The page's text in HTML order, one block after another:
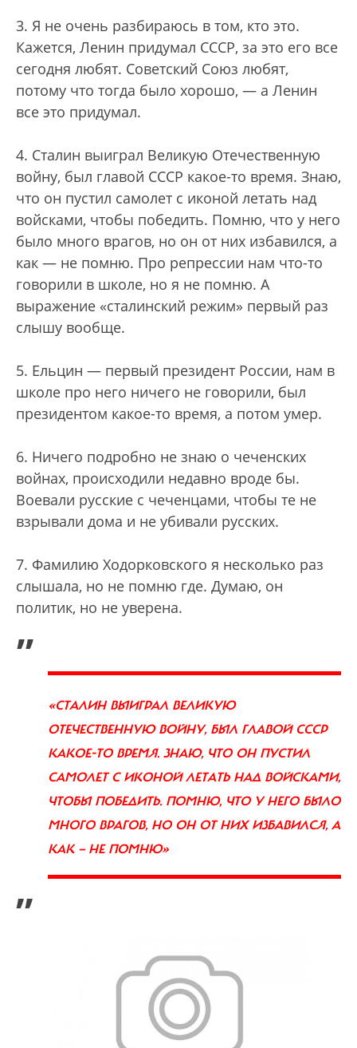
3. Я не очень разбираюсь в том, кто это.
Кажется, Ленин придумал СССР, за это его все
сегодня любят. Советский Союз любят,
потому что тогда было хорошо, — а Ленин
все это придумал.
4. Сталин выиграл Великую Отечественную
войну, был главой СССР какое-то время. Знаю,
что он пустил самолет с иконой летать над
войсками, чтобы победить. Помню, что у него
было много врагов, но он от них избавился, а
как — не помню. Про репрессии нам что-то
говорили в школе, но я не помню. А
выражение «сталинский режим» первый раз
слышу вообще.
5. Ельцин — первый президент России, нам в
школе про него ничего не говорили, был
президентом какое-то время, а потом умер.
6. Ничего подробно не знаю о чеченских
войнах, происходили недавно вроде бы.
Воевали русские с чеченцами, чтобы те не
взрывали дома и не убивали русских.
7. Фамилию Ходорковского я несколько раз
слышала, но не помню где. Думаю, он
политик, но не уверена.
„
«СТАЛИН ВЫИГРАЛ ВЕЛИКУЮ
ОТЕЧЕСТВЕННУЮ ВОЙНУ, БЫЛ ГЛАВОЙ СССР
КАКОЕ-ТО ВРЕМЯ. ЗНАЮ, ЧТО ОН ПУСТИЛ
САМОЛЕТ С ИКОНОЙ ЛЕТАТЬ НАД ВОЙСКАМИ,
ЧТОБЫ ПОБЕДИТЬ. ПОМНЮ, ЧТО У НЕГО БЫЛО
МНОГО ВРАГОВ, НО ОН ОТ НИХ ИЗБАВИЛСЯ, А
КАК — НЕ ПОМНЮ»
”